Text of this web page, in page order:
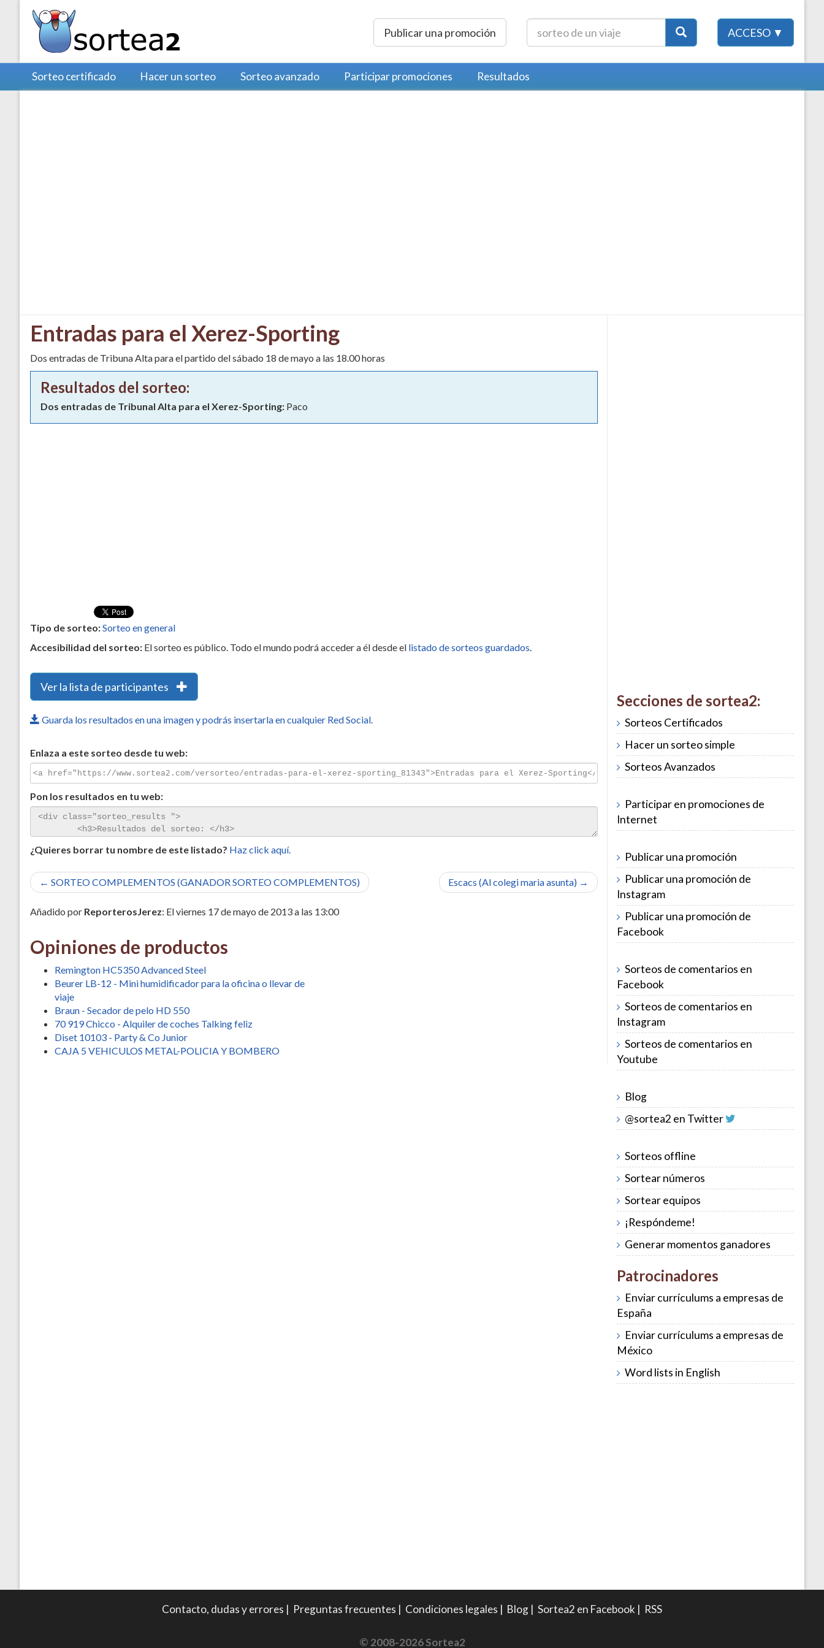
Publicar una promoción ACCESO ▼
Sorteo certificado Hacer un sorteo Sorteo avanzado Participar promociones Resultados
Entradas para el Xerez-Sporting
Dos entradas de Tribuna Alta para el partido del sábado 18 de mayo a las 18.00 horas
Resultados del sorteo:
Dos entradas de Tribunal Alta para el Xerez-Sporting: Paco
Tipo de sorteo:Sorteo en general
Accesibilidad del sorteo: El sorteo es público. Todo el mundo podrá acceder a él desde el listado de sorteos guardados.
Ver la lista de participantes
Guarda los resultados en una imagen y podrás insertarla en cualquier Red Social.
Enlaza a este sorteo desde tu web:
Pon los resultados en tu web:
¿Quieres borrar tu nombre de este listado? Haz click aquí.
← SORTEO COMPLEMENTOS (GANADOR SORTEO COMPLEMENTOS) Escacs (Al colegi maria asunta) →
Añadido por ReporterosJerez: El viernes 17 de mayo de 2013 a las 13:00
Opiniones de productos
Remington HC5350 Advanced Steel
Beurer LB-12 - Mini humidificador para la oficina o llevar de
viaje
Braun - Secador de pelo HD 550
70 919 Chicco - Alquiler de coches Talking feliz
Diset 10103 - Party & Co Junior
CAJA 5 VEHICULOS METAL-POLICIA Y BOMBERO
Secciones de sortea2:
Sorteos Certificados
Hacer un sorteo simple
Sorteos Avanzados
Participar en promociones de
Internet
Publicar una promoción
Publicar una promoción de
Instagram
Publicar una promoción de
Facebook
Sorteos de comentarios en
Facebook
Sorteos de comentarios en
Instagram
Sorteos de comentarios en
Youtube
Blog
@sortea2 en Twitter
Sorteos offline
Sortear números
Sortear equipos
¡Respóndeme!
Generar momentos ganadores
Patrocinadores
Enviar currículums a empresas de
España
Enviar currículums a empresas de
México
Word lists in English
Contacto, dudas y errores | Preguntas frecuentes | Condiciones legales | Blog | Sortea2 en Facebook | RSS
© 2008-2026 Sortea2